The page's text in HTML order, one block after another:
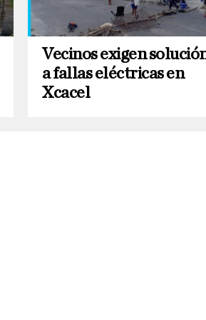
Vecinos exigen
a fallas eléctricas en
Xcacel